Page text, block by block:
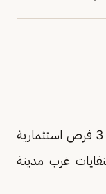
عن طرح 3 فرص استثمارية
غرب مدينة